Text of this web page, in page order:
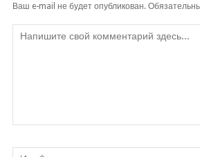
Ваш e-mail не будет опубликован.